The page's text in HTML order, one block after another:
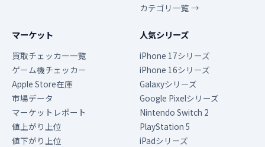
カテゴリ一覧 →
マーケット
買取チェッカー一覧
ゲーム機チェッカー
Apple Store在庫
市場データ
マーケットレポート
値上がり上位
値下がり上位
人気シリーズ
iPhone 17シリーズ
iPhone 16シリーズ
Galaxyシリーズ
Google Pixelシリーズ
Nintendo Switch 2
PlayStation 5
iPadシリーズ